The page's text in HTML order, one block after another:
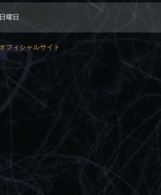
日曜日
オフィシャルサイト